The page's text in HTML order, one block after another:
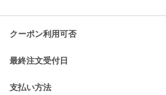
クーポン利用可否
最終注文受付日
支払い方法